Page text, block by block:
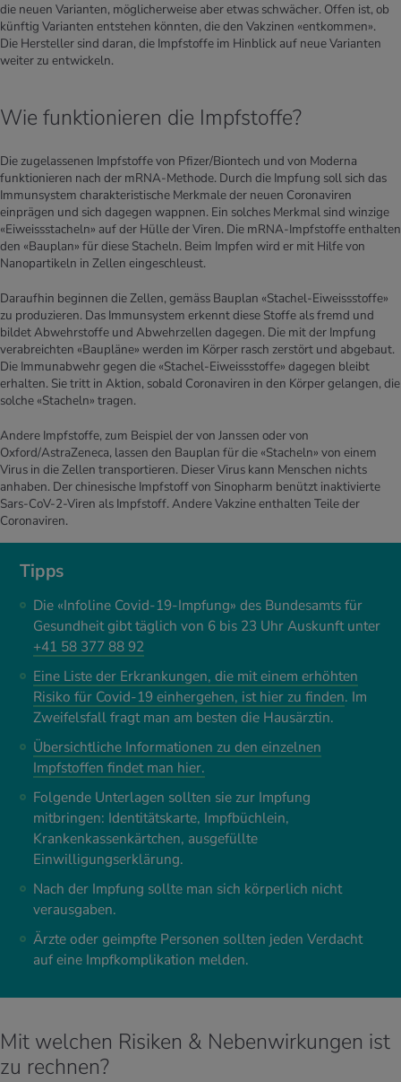
die neuen Varianten, möglicherweise aber etwas schwächer. Offen ist, ob
künftig Varianten entstehen könnten, die den Vakzinen «entkommen».
Die Hersteller sind daran, die Impfstoffe im Hinblick auf neue Varianten
weiter zu entwickeln.
Wie funktionieren die Impfstoffe?
Tipps
Die «Infoline Covid-19-Impfung» des Bundesamts für
Gesundheit gibt täglich von 6 bis 23 Uhr Auskunft unter
+41 58 377 88 92
Eine Liste der Erkrankungen, die mit einem erhöhten
Risiko für Covid-19 einhergehen, ist hier zu finden. Im
Zweifelsfall fragt man am besten die Hausärztin.
Übersichtliche Informationen zu den einzelnen
Impfstoffen findet man hier.
Folgende Unterlagen sollten sie zur Impfung
mitbringen: Identitätskarte, Impfbüchlein,
Krankenkassenkärtchen, ausgefüllte
Einwilligungserklärung.
Nach der Impfung sollte man sich körperlich nicht
verausgaben.
Ärzte oder geimpfte Personen sollten jeden Verdacht
auf eine Impfkomplikation melden.
Die zugelassenen Impfstoffe von Pfizer/Biontech und von Moderna
funktionieren nach der mRNA-Methode. Durch die Impfung soll sich das
Immunsystem charakteristische Merkmale der neuen Coronaviren
einprägen und sich dagegen wappnen. Ein solches Merkmal sind winzige
«Eiweissstacheln» auf der Hülle der Viren. Die mRNA-Impfstoffe enthalten
den «Bauplan» für diese Stacheln. Beim Impfen wird er mit Hilfe von
Nanopartikeln in Zellen eingeschleust.
Daraufhin beginnen die Zellen, gemäss Bauplan «Stachel-Eiweissstoffe»
zu produzieren. Das Immunsystem erkennt diese Stoffe als fremd und
bildet Abwehrstoffe und Abwehrzellen dagegen. Die mit der Impfung
verabreichten «Baupläne» werden im Körper rasch zerstört und abgebaut.
Die Immunabwehr gegen die «Stachel-Eiweissstoffe» dagegen bleibt
erhalten. Sie tritt in Aktion, sobald Coronaviren in den Körper gelangen, die
solche «Stacheln» tragen.
Andere Impfstoffe, zum Beispiel der von Janssen oder von
Oxford/AstraZeneca, lassen den Bauplan für die «Stacheln» von einem
Virus in die Zellen transportieren. Dieser Virus kann Menschen nichts
anhaben. Der chinesische Impfstoff von Sinopharm benützt inaktivierte
Sars-CoV-2-Viren als Impfstoff. Andere Vakzine enthalten Teile der
Coronaviren.
Mit welchen Risiken & Nebenwirkungen ist
zu rechnen?